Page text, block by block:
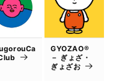
GYOZAO®
－ ぎょざ・
ぎょざお